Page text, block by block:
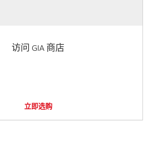
访问 GIA 商店
立即选购